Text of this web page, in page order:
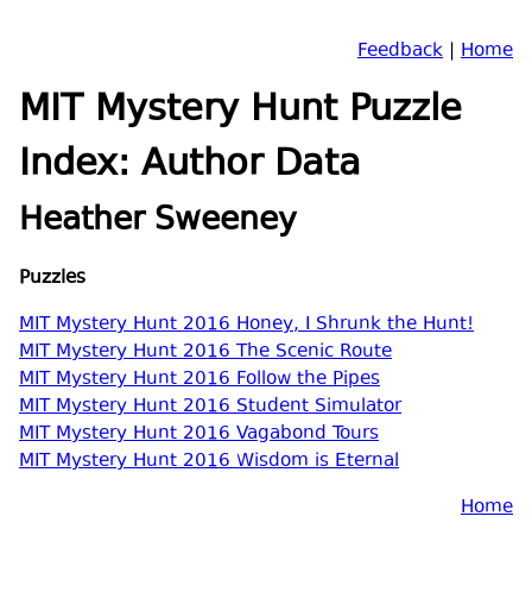
Feedback | Home
MIT Mystery Hunt Puzzle
Index: Author Data
Heather Sweeney
Puzzles
MIT Mystery Hunt 2016 Honey, I Shrunk the Hunt!
MIT Mystery Hunt 2016 The Scenic Route
MIT Mystery Hunt 2016 Follow the Pipes
MIT Mystery Hunt 2016 Student Simulator
MIT Mystery Hunt 2016 Vagabond Tours
MIT Mystery Hunt 2016 Wisdom is Eternal
Home